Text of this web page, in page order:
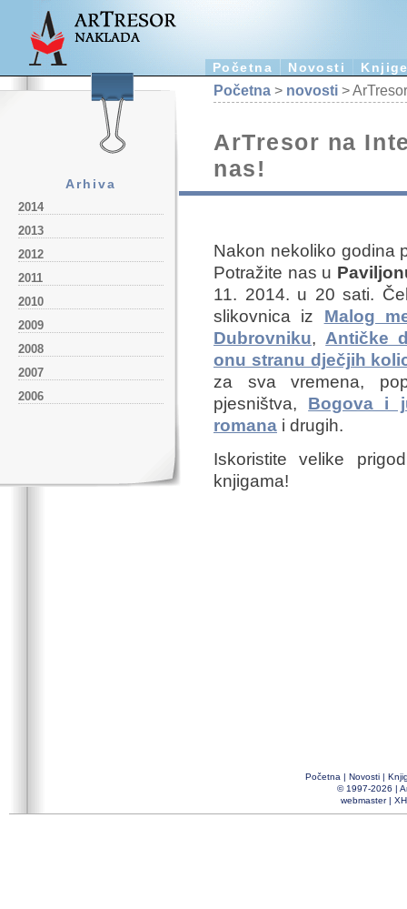
Početna Novosti
Arhiva
2014
2013
2012
2011
2010
2009
2008
2007
2006
Početna > novosti >
ArTresor na
nas!
Nakon nekoliko godina
Potražite nas u
11. 2014. u 20 sati.
slikovnica iz Malog
Dubrovniku,Antičke
onu stranu dječjih
za sva vremena,
pjesništva, Bogova i
romana i drugih.
Iskoristite velike
knjigama!
Početna | Novosti |
© 1997-2026 |
webmaster|